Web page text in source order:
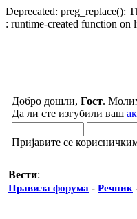
Deprecated: preg_replace():
: runtime-created function on
Добро дошли, Гост.
Да ли сте изгубили ваш
Пријавите се
Вести:
Правила форума - Речник